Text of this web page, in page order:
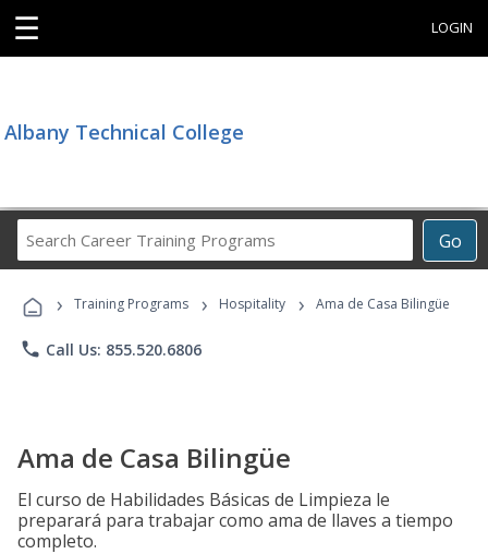
☰ LOGIN
Albany Technical College
Go
Career
Programs
› Training Programs › Hospitality › Ama de Casa Bilingüe
phone Call Us: 855.520.6806
Ama de Casa Bilingüe
El curso de Habilidades Básicas de Limpieza le
preparará para trabajar como ama de llaves a tiempo
completo.